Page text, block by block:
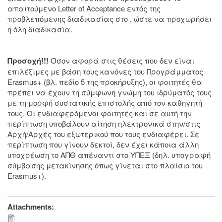
απαιτούμενο Letter of Acceptance εντός της
προβλεπόμενης διαδικασίας στο , ώστε να προχωρήσει
η όλη διαδικασία.
Προσοχή!!! Όσον αφορά στις θέσεις που δεν είναι
επιλέξιμες με βάση τους κανόνες του Προγράμματος
Erasmus+ (βλ. πεδίο 5 της προκήρυξης), οι φοιτητές θα
πρέπει να έχουν τη σύμφωνη γνώμη του ιδρύματός τους
με τη μορφή συστατικής επιστολής από τον καθηγητή
τους. Οι ενδιαφερόμενοι φοιτητές και σε αυτή την
περίπτωση υποβάλουν αίτηση ηλεκτρονικά στην/στις
Αρχή/Αρχές του εξωτερικού που τους ενδιαφέρει. Σε
περίπτωση που γίνουν δεκτοί, δεν έχει κάποια άλλη
υποχρέωση το ΑΠΘ απέναντι στο ΥΠΕΞ (δηλ. υπογραφή
σύμβασης μετακίνησης όπως γίνεται στο πλαίσιο του
Erasmus+).
Attachments: